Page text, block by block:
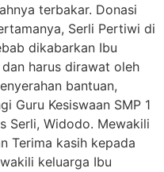
terbakar. Donasi
Serli Pertiwi di
dikabarkan Ibu
harus dirawat oleh
bantuan,
Guru Kesiswaan SMP 1
Serli, Widodo. Mewakili
Terima kasih kepada
keluarga Ibu